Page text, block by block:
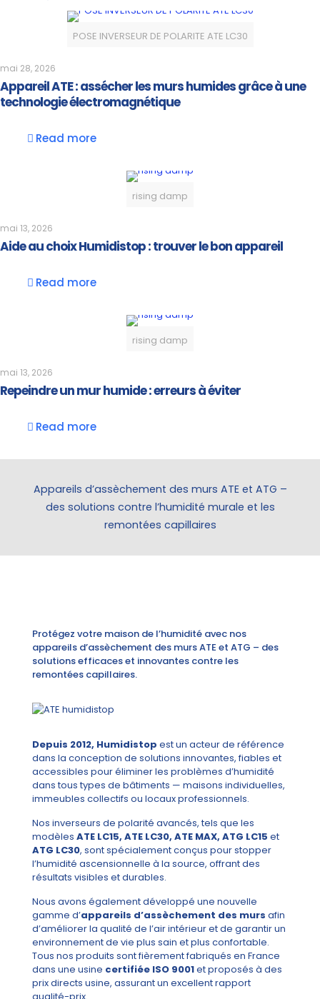
POSE INVERSEUR DE POLARITE ATE LC30
mai 28, 2026
Appareil ATE : assécher les murs humides grâce à une
technologie électromagnétique
Read more
rising damp
mai 13, 2026
Aide au choix Humidistop : trouver le bon appareil
Read more
rising damp
mai 13, 2026
Repeindre un mur humide : erreurs à éviter
Read more
Appareils d’assèchement des murs ATE et ATG –
des solutions contre l’humidité murale et les
remontées capillaires
Protégez votre maison de l’humidité avec nos
appareils d’assèchement des murs ATE et ATG – des
solutions efficaces et innovantes contre les
remontées capillaires.
Depuis 2012, Humidistop est un acteur de référence
dans la conception de solutions innovantes, fiables et
accessibles pour éliminer les problèmes d’humidité
dans tous types de bâtiments — maisons individuelles,
immeubles collectifs ou locaux professionnels.
Nos inverseurs de polarité avancés, tels que les
modèles ATE LC15, ATE LC30, ATE MAX, ATG LC15 et
ATG LC30, sont spécialement conçus pour stopper
l’humidité ascensionnelle à la source, offrant des
résultats visibles et durables.
Nous avons également développé une nouvelle
gamme d’appareils d’assèchement des murs afin
d’améliorer la qualité de l’air intérieur et de garantir un
environnement de vie plus sain et plus confortable.
Tous nos produits sont fièrement fabriqués en France
dans une usine certifiée ISO 9001et proposés à des
prix directs usine, assurant un excellent rapport